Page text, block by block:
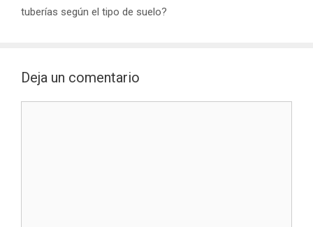
tuberías según el tipo de suelo?
Deja un comentario